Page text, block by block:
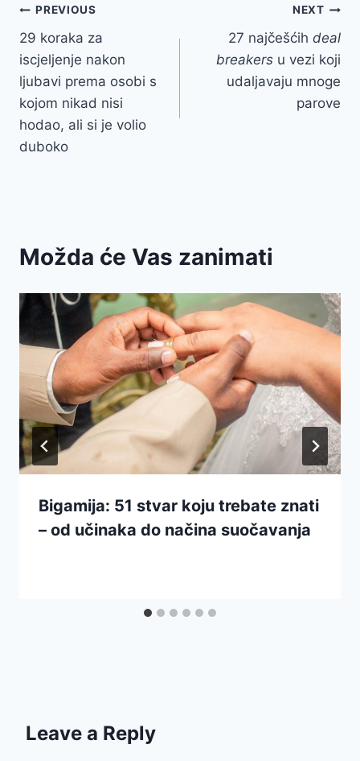
Post
navigation
PREVIOUS
29 koraka za
iscjeljenje nakon
ljubavi prema osobi s
kojom nikad nisi
hodao, ali si je volio
duboko
NEXT
27 najčešćih deal
breakers u vezi koji
udaljavaju mnoge
parove
Možda će Vas zanimati
Bigamija: 51 stvar koju trebate znati
– od učinaka do načina suočavanja
Leave a Reply